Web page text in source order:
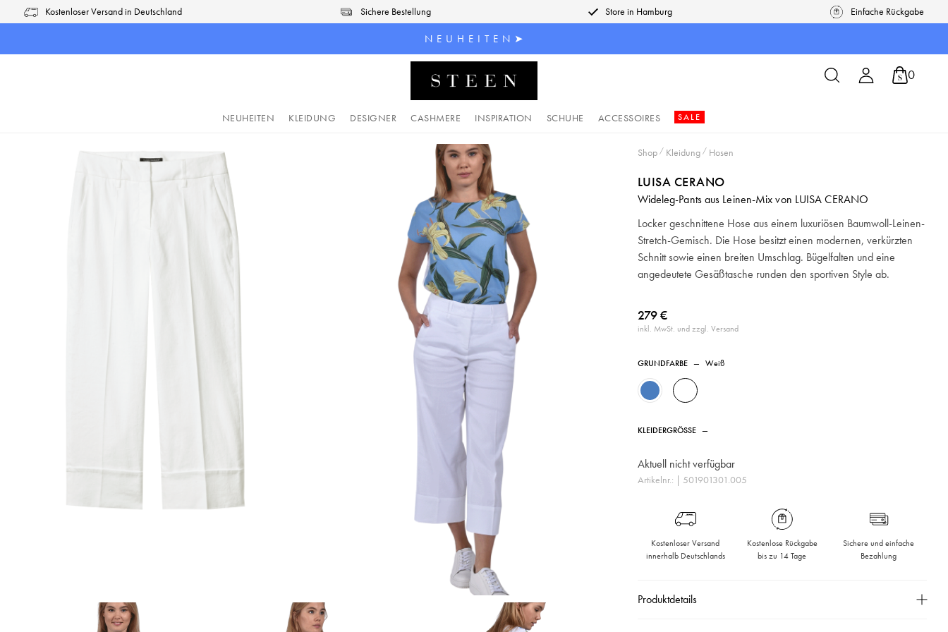
Zur Hauptnavigation springen
Kostenloser Versand in Deutschland Sichere Bestellung Store in Hamburg Einfache Rückgabe
N E U H E I T E N ➤
0
NEUHEITEN KLEIDUNG DESIGNER CASHMERE INSPIRATION SCHUHE ACCESSOIRES SALE
Shop / Kleidung / Hosen
LUISA CERANO
Wideleg-Pants aus Leinen-Mix von LUISA CERANO
Locker geschnittene Hose aus einem luxuriösen Baumwoll-Leinen-
Stretch-Gemisch. Die Hose besitzt einen modernen, verkürzten
Schnitt sowie einen breiten Umschlag. Bügelfalten und eine
angedeutete Gesäßtasche runden den sportiven Style ab.
279 €
inkl. MwSt. und zzgl. Versand
GRUNDFARBE — Weiß
KLEIDERGRÖSSE —
Aktuell nicht verfügbar
Artikelnr.: | 501901301.005
Kostenloser Versand
innerhalb Deutschlands
Kostenlose Rückgabe
bis zu 14 Tage
Sichere und einfache
Bezahlung
Produktdetails